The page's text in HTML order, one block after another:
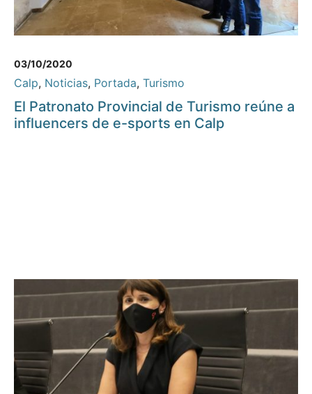
03/10/2020
Calp, Noticias, Portada, Turismo
El Patronato Provincial de Turismo reúne a
influencers de e-sports en Calp